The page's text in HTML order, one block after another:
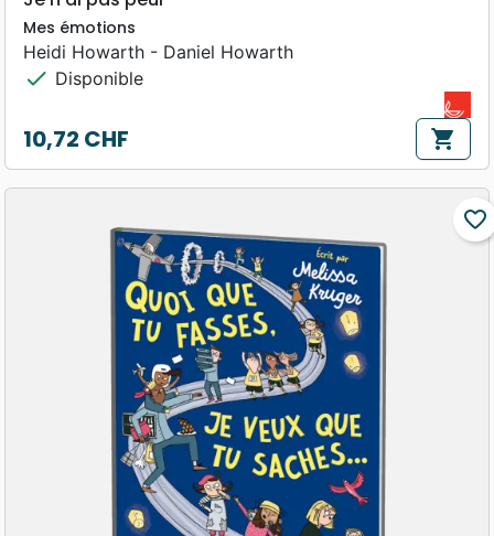
Mes émotions
Heidi Howarth - Daniel Howarth
check Disponible
Prix
10,72 CHF shopping_cart
favorite_border